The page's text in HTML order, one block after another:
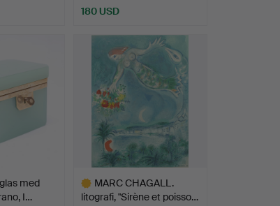
180 USD
med
I…
MARC CHAGALL.
litografi, "Sirène et poisso…